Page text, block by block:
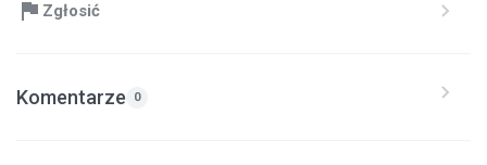
Zgłosić
Komentarze 0